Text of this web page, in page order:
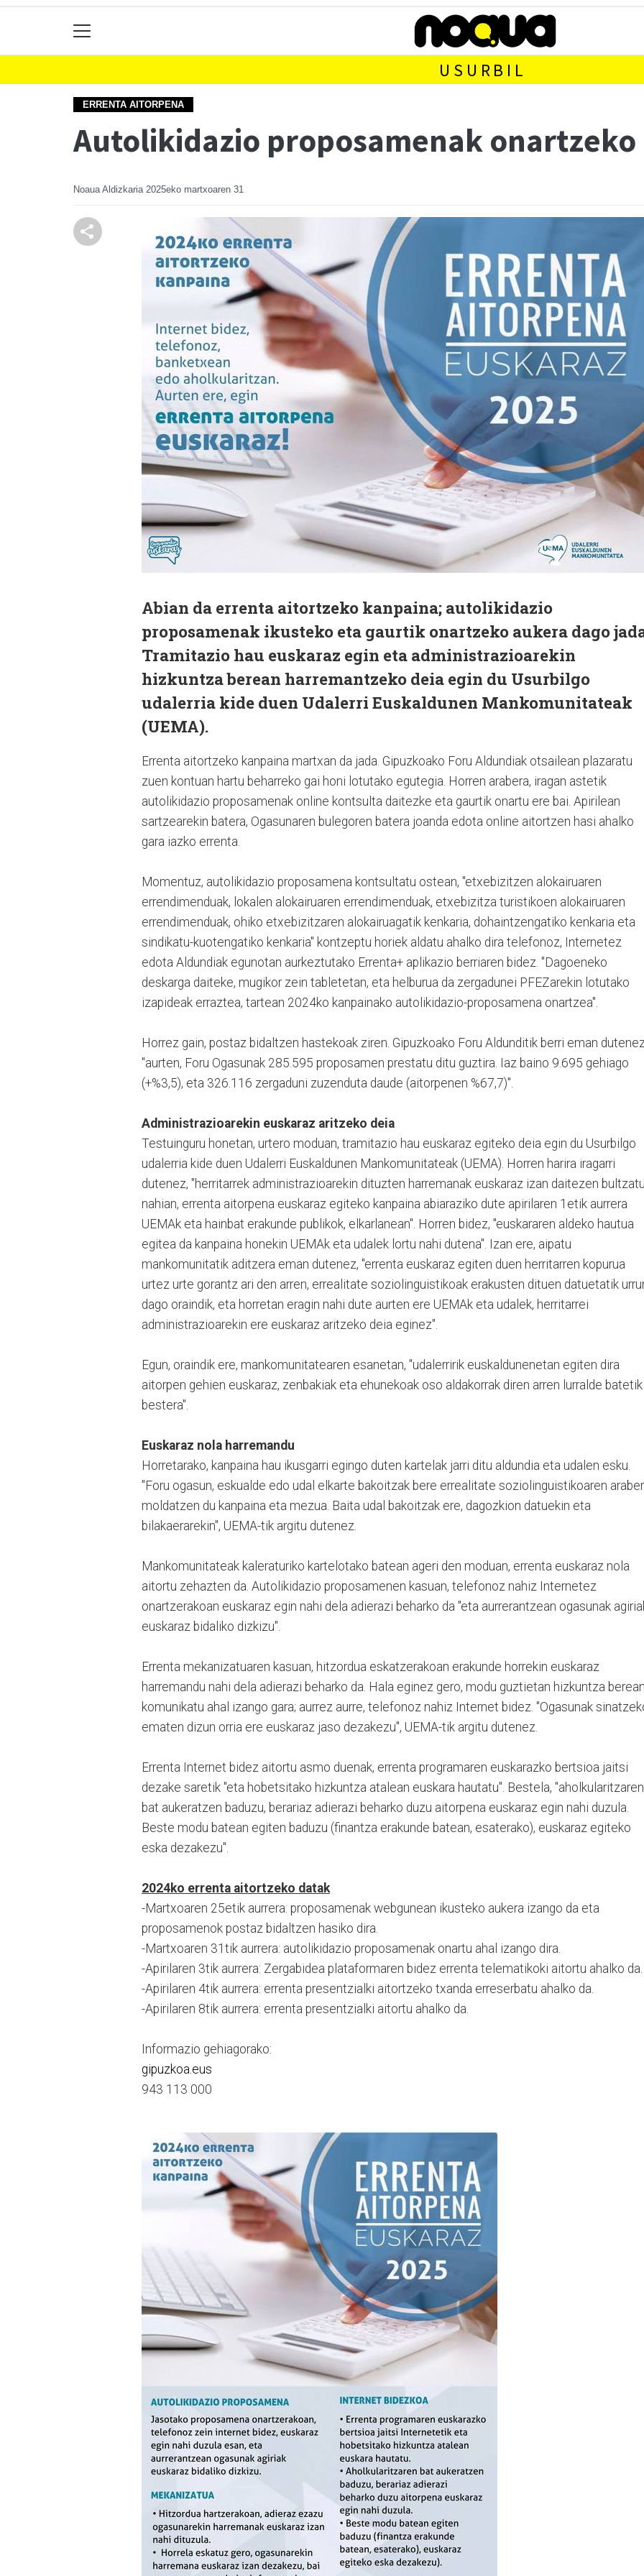
USURBIL
ERRENTA AITORPENA
Autolikidazio proposamenak
Noaua Aldizkaria 2025eko martxoaren 31
Abian da errenta aitortzeko kanpaina; autolikidazio
proposamenak ikusteko eta gaurtik onartzeko aukera dago
Tramitazio hau euskaraz egin eta administrazioarekin
hizkuntza berean harremantzeko deia egin du Usurbilgo
udalerria kide duen Udalerri Euskaldunen Mankomunitateak
(UEMA).
Errenta aitortzeko kanpaina martxan da jada. Gipuzkoako Foru Aldundiak otsailean plazaratu
zuen kontuan hartu beharreko gai honi lotutako egutegia. Horren arabera, iragan astetik
autolikidazio proposamenak online kontsulta daitezke eta gaurtik onartu ere bai. Apirilean
sartzearekin batera, Ogasunaren bulegoren batera joanda edota online aitortzen hasi ahalko
gara iazko errenta.
Momentuz, autolikidazio proposamena kontsultatu ostean, "etxebizitzen alokairuaren
errendimenduak, lokalen alokairuaren errendimenduak, etxebizitza turistikoen alokairuaren
errendimenduak, ohiko etxebizitzaren alokairuagatik kenkaria, dohaintzengatiko kenkaria eta
sindikatu-kuotengatiko kenkaria" kontzeptu horiek aldatu ahalko dira telefonoz, Internetez
edota Aldundiak egunotan aurkeztutako Errenta+ aplikazio berriaren bidez. "Dagoeneko
deskarga daiteke, mugikor zein tabletetan, eta helburua da zergadunei PFEZarekin lotutako
izapideak erraztea, tartean 2024ko kanpainako autolikidazio-proposamena onartzea".
Horrez gain, postaz bidaltzen hastekoak ziren. Gipuzkoako Foru Aldunditik berri eman
"aurten, Foru Ogasunak 285.595 proposamen prestatu ditu guztira. Iaz baino 9.695 gehiago
(+%3,5), eta 326.116 zergaduni zuzenduta daude (aitorpenen %67,7)".
Administrazioarekin euskaraz aritzeko deia
Testuinguru honetan, urtero moduan, tramitazio hau euskaraz egiteko deia egin du Usurbilgo
udalerria kide duen Udalerri Euskaldunen Mankomunitateak (UEMA). Horren harira iragarri
dutenez, "herritarrek administrazioarekin dituzten harremanak euskaraz izan daitezen
nahian, errenta aitorpena euskaraz egiteko kanpaina abiaraziko dute apirilaren 1etik aurrera
UEMAk eta hainbat erakunde publikok, elkarlanean". Horren bidez, "euskararen aldeko hautua
egitea da kanpaina honekin UEMAk eta udalek lortu nahi dutena". Izan ere, aipatu
mankomunitatik aditzera eman dutenez, "errenta euskaraz egiten duen herritarren kopurua
urtez urte gorantz ari den arren, errealitate soziolinguistikoak erakusten dituen datuetatik
dago oraindik, eta horretan eragin nahi dute aurten ere UEMAk eta udalek, herritarrei
administrazioarekin ere euskaraz aritzeko deia eginez".
Egun, oraindik ere, mankomunitatearen esanetan, "udalerririk euskaldunenetan egiten dira
aitorpen gehien euskaraz, zenbakiak eta ehunekoak oso aldakorrak diren arren lurralde batetik
bestera".
Euskaraz nola harremandu
Horretarako, kanpaina hau ikusgarri egingo duten kartelak jarri ditu aldundia eta udalen esku.
"Foru ogasun, eskualde edo udal elkarte bakoitzak bere errealitate soziolinguistikoaren
moldatzen du kanpaina eta mezua. Baita udal bakoitzak ere, dagozkion datuekin eta
bilakaerarekin", UEMA-tik argitu dutenez.
Mankomunitateak kaleraturiko kartelotako batean ageri den moduan, errenta euskaraz nola
aitortu zehazten da. Autolikidazio proposamenen kasuan, telefonoz nahiz Internetez
onartzerakoan euskaraz egin nahi dela adierazi beharko da "eta aurrerantzean ogasunak
euskaraz bidaliko dizkizu".
Errenta mekanizatuaren kasuan, hitzordua eskatzerakoan erakunde horrekin euskaraz
harremandu nahi dela adierazi beharko da. Hala eginez gero, modu guztietan hizkuntza
komunikatu ahal izango gara; aurrez aurre, telefonoz nahiz Internet bidez. "Ogasunak
ematen dizun orria ere euskaraz jaso dezakezu", UEMA-tik argitu dutenez.
Errenta Internet bidez aitortu asmo duenak, errenta programaren euskarazko bertsioa jaitsi
dezake saretik "eta hobetsitako hizkuntza atalean euskara hautatu". Bestela, "aholkularitzaren
bat aukeratzen baduzu, berariaz adierazi beharko duzu aitorpena euskaraz egin nahi duzula.
Beste modu batean egiten baduzu (finantza erakunde batean, esaterako), euskaraz egiteko
eska dezakezu".
2024ko errenta aitortzeko datak
-Martxoaren 25etik aurrera: proposamenak webgunean ikusteko aukera izango da eta
proposamenok postaz bidaltzen hasiko dira.
-Martxoaren 31tik aurrera: autolikidazio proposamenak onartu ahal izango dira.
-Apirilaren 3tik aurrera: Zergabidea plataformaren bidez errenta telematikoki aitortu ahalko da.
-Apirilaren 4tik aurrera: errenta presentzialki aitortzeko txanda erreserbatu ahalko da.
-Apirilaren 8tik aurrera: errenta presentzialki aitortu ahalko da.
Informazio gehiagorako:
gipuzkoa.eus
943 113 000